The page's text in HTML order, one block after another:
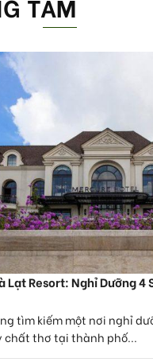
Resort: Nghỉ Dưỡng 4
tìm kiếm một nơi nghỉ
chất thơ tại thành phố...